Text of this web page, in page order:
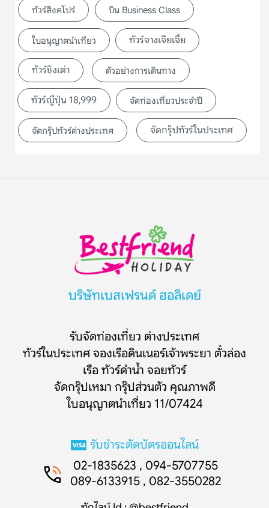
ทัวร์สิงคโปร์ บิน Business Class
ใบอนุญาตนำเที่ยว ทัวร์จางเจียเจี้ย
ทัวร์ชิงเต่า ตัวอย่างการเดินทาง
ทัวร์ญี่ปุ่น 18,999 จัดท่องเที่ยวประจำปี
จัดกรุ๊ปทัวร์ต่างประเทศ จัดกรุ๊ปทัวร์ในประเทศ
บริษัทเบสเฟรนด์ ฮอลิเดย์
รับจัดท่องเที่ยว ต่างประเทศ
ทัวร์ในประเทศ จองเรือดินเนอร์เจ้าพระยา ตั๋วล่อง
เรือ ทัวร์ดำน้ำ จอยทัวร์
จัดกรุ๊ปเหมา กรุ๊ปส่วนตัว คุณภาพดี
ใบอนุญาตนำเที่ยว 11/07424
รับชำระตัดบัตรออนไลน์
02-1835623 , 094-5707755
089-6133915 , 082-3550282